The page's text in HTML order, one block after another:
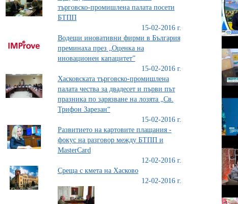
търговско-промишлена палата посети
БТПП
15-02-2016 г.
Водещи иновативни фирми в България
преминаха през „Оценка на
иновационен капацитет”
15-02-2016 г.
Хасковската търговско-промишлена
палата чества за двадесет и първи път
празника по зарязване на лозята „Св.
Трифон Зарезан“
15-02-2016 г.
Развитието на картовите плащания -
фокус на разговор между БТПП и
MasterCard
12-02-2016 г.
Среща с кмета на Хасково
12-02-2016 г.